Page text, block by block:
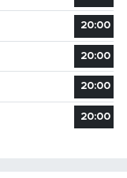
20:00
20:00
20:00
20:00